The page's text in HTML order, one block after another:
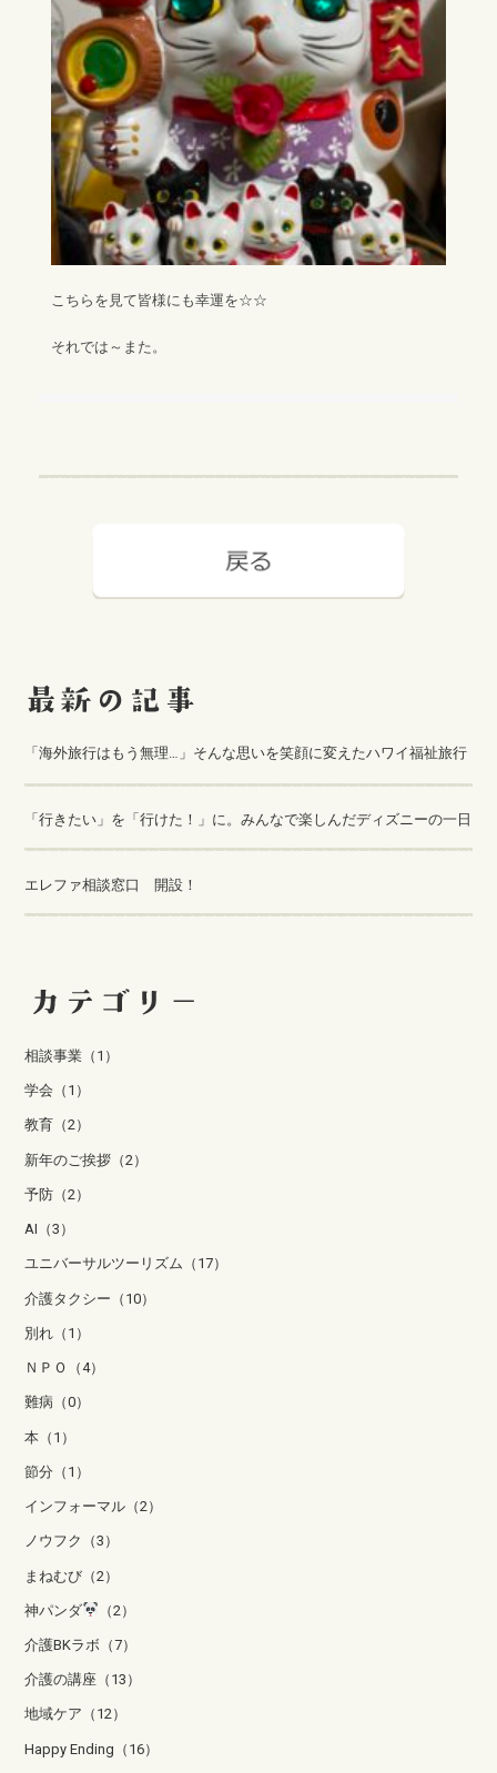
こちらを見て皆様にも幸運を☆☆
それでは～また。
「海外旅行はもう無理…」そんな思いを笑顔に変えたハワイ福祉旅行
「行きたい」を「行けた！」に。みんなで楽しんだディズニーの一日
エレファ相談窓口 開設！
相談事業（1）
学会（1）
教育（2）
新年のご挨拶（2）
予防（2）
AI（3）
ユニバーサルツーリズム（17）
介護タクシー（10）
別れ（1）
ＮＰＯ（4）
難病（0）
本（1）
節分（1）
インフォーマル（2）
ノウフク（3）
まねむび（2）
神パンダ （2）
介護BKラボ（7）
介護の講座（13）
地域ケア（12）
Happy Ending（16）